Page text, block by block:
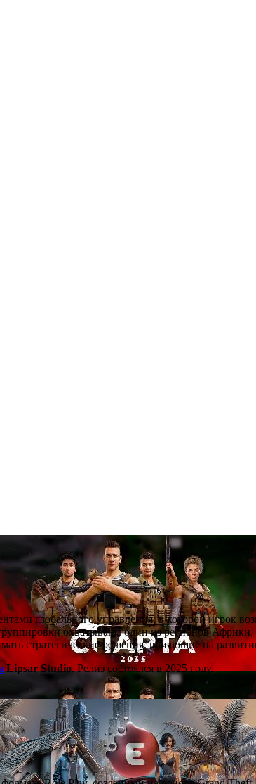
глобального управления, в которой игрок
охватывают один из регионов Африки,
стратегические решения, влияющие на
Lipsar Studio. Релиз состоялся в 2025 году.